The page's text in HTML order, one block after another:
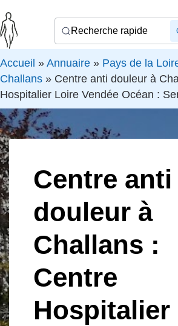
Recherche rapide
Accueil » Annuaire » Pays de la
Challans » Centre anti douleur à
Hospitalier Loire Vendée Océan :
Centre anti
douleur à
Challans :
Centre
Hospitalier